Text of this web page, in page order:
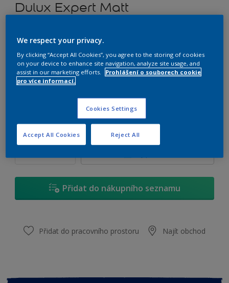
Dulux Expert Matt
T8.11.76
Změnit odstín
1 L
2,5 L
5 L
10 L
Množství Kalkulačka pro výpočet barvy
Přidat do nákupního seznamu
Přidat do pracovního prostoru Najít obchod
We respect your privacy.
By clicking “Accept All Cookies”, you agree to the storing of cookies
on your device to enhance site navigation, analyze site usage, and
assist in our marketing efforts.
Prohlášení o souborech cookie
pro více informací.
Cookies Settings
Reject All
Accept All Cookies